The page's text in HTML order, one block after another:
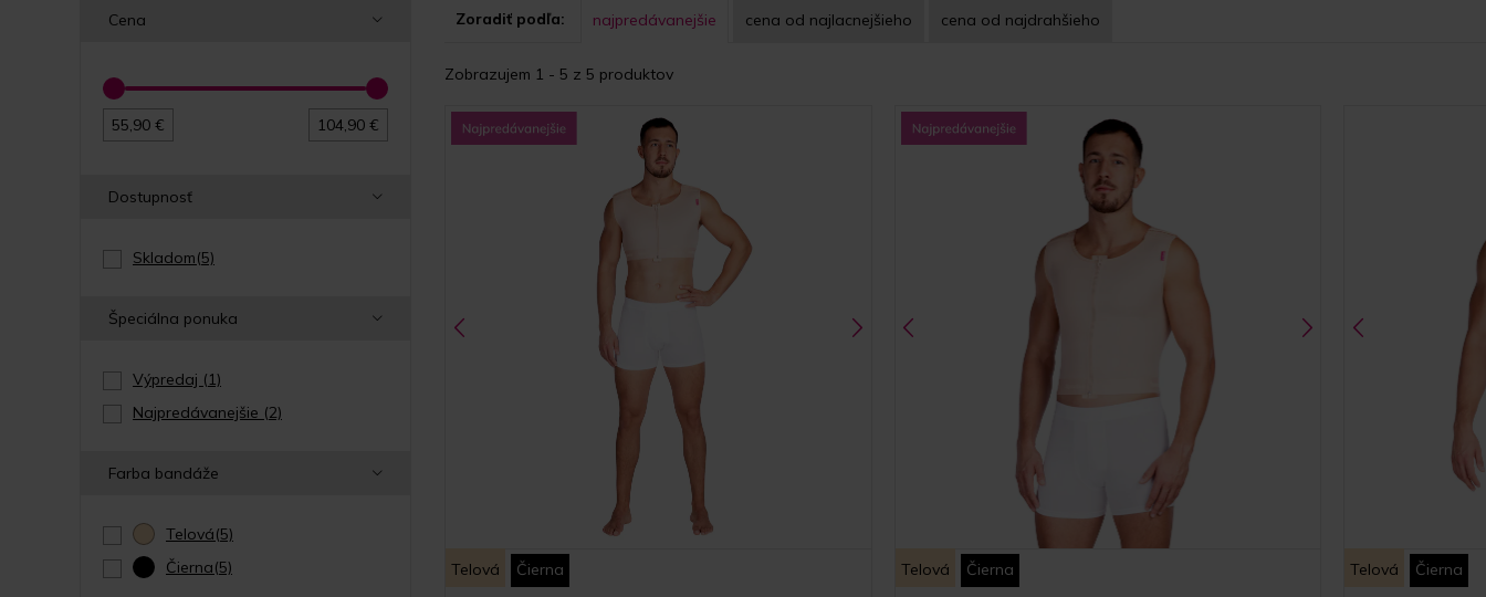
Cena
55,90 € 104,90 €
Dostupnosť
Skladom(5)
Špeciálna ponuka
Výpredaj (1)
Najpredávanejšie (2)
Farba bandáže
Telová(5)
Čierna(5)
Zoradiť podľa: najpredávanejšie cena od najlacnejšieho cena od najdrahšieho
Zobrazujem 1 - 5 z 5 produktov
Telová Čierna Telová Čierna Telová Čierna